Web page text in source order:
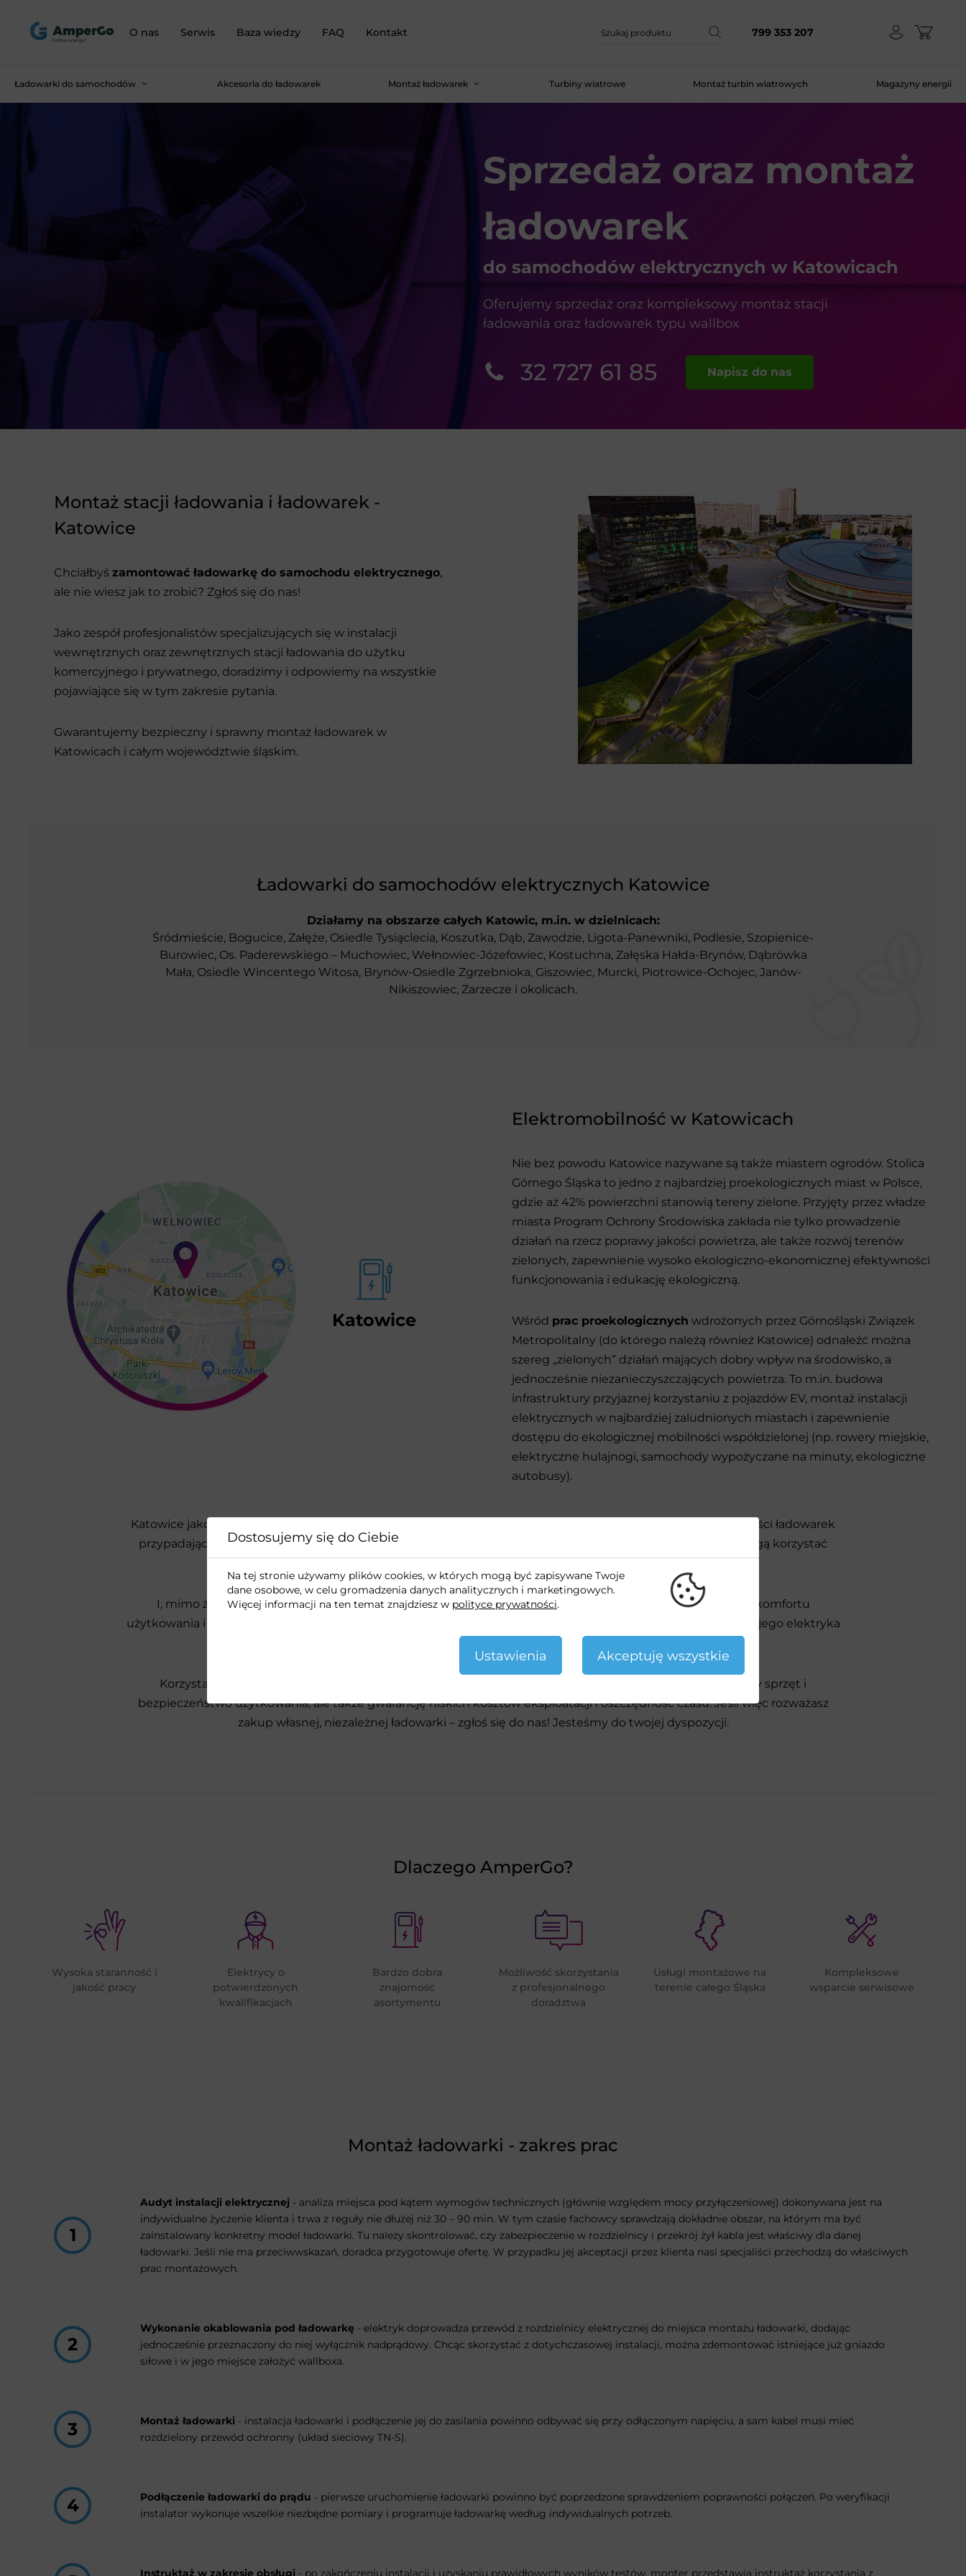
O nas Serwis Baza wiedzy FAQ Kontakt 799 353 207
Ładowarki do samochodów Akcesoria do ładowarek Montaż ładowarek Turbiny wiatrowe Montaż turbin wiatrowych Magazyny energii
Sprzedaż oraz montaż
ładowarek
do samochodów elektrycznych w Katowicach
Oferujemy sprzedaż oraz kompleksowy montaż stacji
ładowania oraz ładowarek typu wallbox
32 727 61 85 Napisz do nas
Montaż stacji ładowania i ładowarek -
Katowice
Chciałbyś zamontować ładowarkę do samochodu elektrycznego,
ale nie wiesz jak to zrobić? Zgłoś się do nas!
Jako zespół profesjonalistów specjalizujących się w instalacji
wewnętrznych oraz zewnętrznych stacji ładowania do użytku
komercyjnego i prywatnego, doradzimy i odpowiemy na wszystkie
pojawiające się w tym zakresie pytania.
Gwarantujemy bezpieczny i sprawny montaż ładowarek w
Katowicach i całym województwie śląskim.
Ładowarki do samochodów elektrycznych Katowice
Działamy na obszarze całych Katowic, m.in. w dzielnicach:
Śródmieście, Bogucice, Załęże, Osiedle Tysiąclecia, Koszutka, Dąb, Zawodzie, Ligota-Panewniki, Podlesie, Szopienice-
Burowiec, Os. Paderewskiego – Muchowiec, Wełnowiec-Józefowiec, Kostuchna, Załęska Hałda-Brynów, Dąbrówka
Mała, Osiedle Wincentego Witosa, Brynów-Osiedle Zgrzebnioka, Giszowiec, Murcki, Piotrowice-Ochojec, Janów-
Nikiszowiec, Zarzecze i okolicach.
Katowice
Elektromobilność w Katowicach
Nie bez powodu Katowice nazywane są także miastem ogrodów. Stolica
Górnego Śląska to jedno z najbardziej proekologicznych miast w Polsce,
gdzie aż 42% powierzchni stanowią tereny zielone. Przyjęty przez władze
miasta Program Ochrony Środowiska zakłada nie tylko prowadzenie
działań na rzecz poprawy jakości powietrza, ale także rozwój terenów
zielonych, zapewnienie wysoko ekologiczno-ekonomicznej efektywności
funkcjonowania i edukację ekologiczną.
Wśród prac proekologicznych wdrożonych przez Górnośląski Związek
Metropolitalny (do którego należą również Katowice) odnaleźć można
szereg „zielonych” działań mających dobry wpływ na środowisko, a
jednocześnie niezanieczyszczających powietrza. To m.in. budowa
infrastruktury przyjaznej korzystaniu z pojazdów EV, montaż instalacji
elektrycznych w najbardziej zaludnionych miastach i zapewnienie
dostępu do ekologicznej mobilności współdzielonej (np. rowery miejskie,
elektryczne hulajnogi, samochody wypożyczane na minuty, ekologiczne
autobusy).
Katowice jako pierwsze miasto w Polsce wypełniło obowiązki określone w ustawie o elektromobilności dot. ilości ładowarek
przypadających na liczbę mieszkańców. Dostępnych jest obecnie ok.
, z których mogą korzystać
użytkownicy prywatni i komercyjni.
I, mimo że wybudowanie własnej stacji ładowania wiąże się z dodatkowym wydatkiem, to nic nie zastąpi komfortu
użytkowania i
. Dzięki prywatnej stacji załadujesz swojego elektryka
zawsze wtedy, gdy będziesz tego potrzebować – bez potrzeby wychodzenia z domu.
Korzystając z naszej oferty ładowarek do samochodów elektrycznych, zyskujesz nie tylko najwyższej klasy sprzęt i
bezpieczeństwo użytkowania, ale także gwarancję niskich kosztów eksploatacji i oszczędność czasu. Jeśli więc rozważasz
zakup własnej, niezależnej ładowarki – zgłoś się do nas! Jesteśmy do twojej dyspozycji.
Dlaczego AmperGo?
Wysoka staranność i
jakość pracy
Elektrycy o
potwierdzonych
kwalifikacjach
Bardzo dobra
znajomość
asortymentu
Możliwość skorzystania
z profesjonalnego
doradztwa
Usługi montażowe na
terenie całego Śląska
Kompleksowe
wsparcie serwisowe
Montaż ładowarki - zakres prac
Audyt instalacji elektrycznej - analiza miejsca pod kątem wymogów technicznych (głównie względem mocy przyłączeniowej) dokonywana jest na
indywidualne życzenie klienta i trwa z reguły nie dłużej niż 30 – 90 min. W tym czasie fachowcy sprawdzają dokładnie obszar, na którym ma być
zainstalowany konkretny model ładowarki. Tu należy skontrolować, czy zabezpieczenie w rozdzielnicy i przekrój żył kabla jest właściwy dla danej
ładowarki. Jeśli nie ma przeciwwskazań, doradca przygotowuje ofertę. W przypadku jej akceptacji przez klienta nasi specjaliści przechodzą do właściwych
prac montażowych.
Wykonanie okablowania pod ładowarkę - elektryk doprowadza przewód z rozdzielnicy elektrycznej do miejsca montażu ładowarki, dodając
jednocześnie przeznaczony do niej wyłącznik nadprądowy. Chcąc skorzystać z dotychczasowej instalacji, można zdemontować istniejące już gniazdo
siłowe i w jego miejsce założyć wallboxa.
Montaż ładowarki - instalacja ładowarki i podłączenie jej do zasilania powinno odbywać się przy odłączonym napięciu, a sam kabel musi mieć
rozdzielony przewód ochronny (układ sieciowy TN-S).
Podłączenie ładowarki do prądu - pierwsze uruchomienie ładowarki powinno być poprzedzone sprawdzeniem poprawności połączeń. Po weryfikacji
instalator wykonuje wszelkie niezbędne pomiary i programuje ładowarkę według indywidualnych potrzeb.
Instruktaż w zakresie obsługi - po zakończeniu instalacji i uzyskaniu prawidłowych wyników testów, monter przedstawia instruktaż korzystania z
Dostosujemy się do Ciebie
Na tej stronie używamy plików cookies, w których mogą być zapisywane Twoje
dane osobowe, w celu gromadzenia danych analitycznych i marketingowych.
Więcej informacji na ten temat znajdziesz w polityce prywatności.
Ustawienia Akceptuję wszystkie